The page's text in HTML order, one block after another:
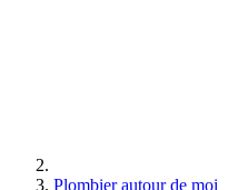
Plombier autour de moi